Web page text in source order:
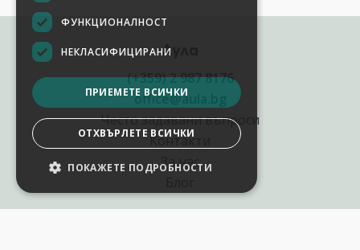
Аула
(+359) 2 987 8176
office@aula.bg
Често задавани въпроси
Контакти
За нас
ФУНКЦИОНАЛНОСТ
НЕКЛАСИФИЦИРАНИ
ПРИЕМЕТЕ ВСИЧКИ
ОТХВЪРЛЕТЕ ВСИЧКИ
ПОКАЖЕТЕ ПОДРОБНОСТИ